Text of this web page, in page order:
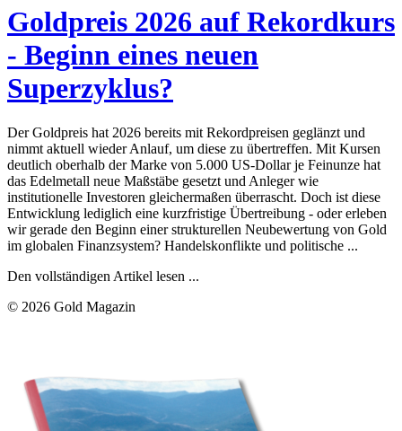
Goldpreis 2026 auf Rekordkurs
- Beginn eines neuen
Superzyklus?
Der Goldpreis hat 2026 bereits mit Rekordpreisen geglänzt und
nimmt aktuell wieder Anlauf, um diese zu übertreffen. Mit Kursen
deutlich oberhalb der Marke von 5.000 US-Dollar je Feinunze hat
das Edelmetall neue Maßstäbe gesetzt und Anleger wie
institutionelle Investoren gleichermaßen überrascht. Doch ist diese
Entwicklung lediglich eine kurzfristige Übertreibung - oder erleben
wir gerade den Beginn einer strukturellen Neubewertung von Gold
im globalen Finanzsystem? Handelskonflikte und politische ...
Den vollständigen Artikel lesen ...
© 2026 Gold Magazin